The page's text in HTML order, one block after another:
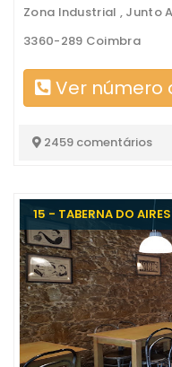
Zona Industrial , Junto
3360-289 Coimbra
Ver número
2459 comentários
15 - TABERNA DO